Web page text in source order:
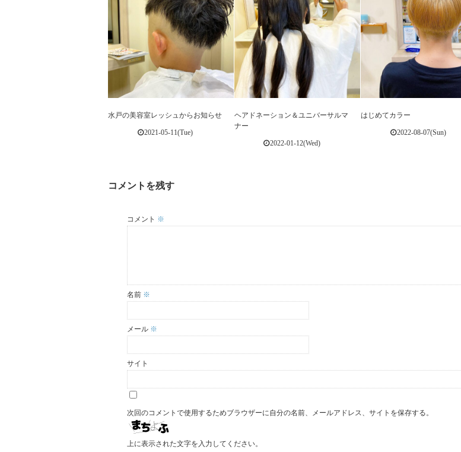
水戸の美容室レッシュからお知らせ
2021-05-11(Tue)
ヘアドネーション＆ユニバーサルマ
ナー
2022-01-12(Wed)
はじめてカラー
2022-08-07(Sun)
コメントを残す
コメント ※
名前 ※
メール ※
サイト
次回のコメントで使用するためブラウザーに自分の名前、メールアドレス、サイトを保存する。
上に表示された文字を入力してください。